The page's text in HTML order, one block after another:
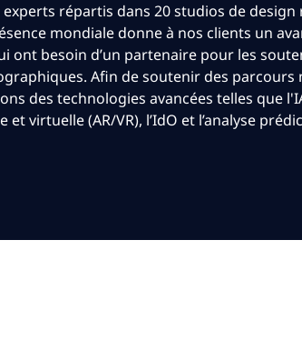
experts répartis dans 20 studios de
mondiale donne à nos clients un
ont besoin d’un partenaire pour les
Afin de soutenir des parcours
des technologies avancées telles que
virtuelle (AR/VR), l’IdO et l’analyse